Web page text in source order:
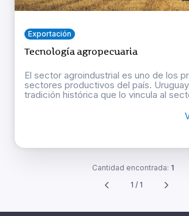
Exportación
Tecnología agropecuaria
El sector agroindustrial es uno de los
sectores productivos del país.
tradición histórica que lo vincula al
Cantidad encontrada: 1
1 / 1